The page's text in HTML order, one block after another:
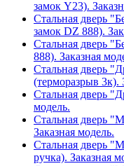
замок Y23).
Стальная дверь
замок DZ 888).
Стальная дверь
888). Заказная
Стальная дверь
(терморазрыв 3к).
Стальная дверь
модель.
Стальная дверь
Заказная модель.
Стальная дверь
ручка). Заказная